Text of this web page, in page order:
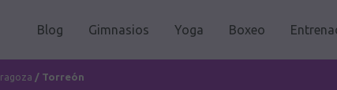
Blog Gimnasios Yoga Boxeo
/ Torreón